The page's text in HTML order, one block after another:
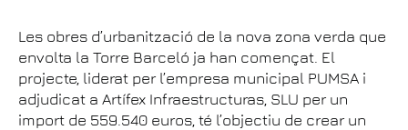
Les obres d’urbanització de la nova zona verda que
envolta la Torre Barceló ja han començat. El
projecte, liderat per l’empresa municipal PUMSA i
adjudicat a Artífex Infraestructuras, SLU per un
import de 559.540 euros, té l’objectiu de crear un